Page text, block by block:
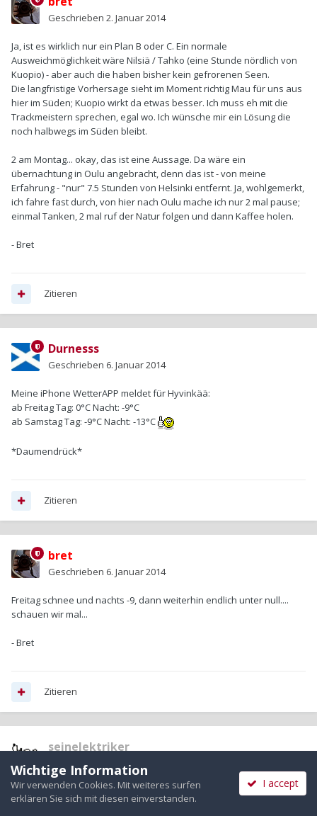
Geschrieben 2. Januar 2014
Ja, ist es wirklich nur ein Plan B oder C. Ein normale
Ausweichmöglichkeit wäre Nilsiä / Tahko (eine Stunde nördlich von
Kuopio) - aber auch die haben bisher kein gefrorenen Seen.
Die langfristige Vorhersage sieht im Moment richtig Mau für uns aus
hier im Süden; Kuopio wirkt da etwas besser. Ich muss eh mit die
Trackmeistern sprechen, egal wo. Ich wünsche mir ein Lösung die
noch halbwegs im Süden bleibt.
2 am Montag... okay, das ist eine Aussage. Da wäre ein
übernachtung in Oulu angebracht, denn das ist - von meine
Erfahrung - "nur" 7.5 Stunden von Helsinki entfernt. Ja, wohlgemerkt,
ich fahre fast durch, von hier nach Oulu mache ich nur 2 mal pause;
einmal Tanken, 2 mal ruf der Natur folgen und dann Kaffee holen.
- Bret
Zitieren
Durnesss
Geschrieben 6. Januar 2014
Meine iPhone WetterAPP meldet für Hyvinkää:
ab Freitag Tag: 0°C Nacht: -9°C
ab Samstag Tag: -9°C Nacht: -13°C
*Daumendrück*
Zitieren
bret
Geschrieben 6. Januar 2014
Freitag schnee und nachts -9, dann weiterhin endlich unter null....
schauen wir mal...
- Bret
Zitieren
seinelektriker
Geschrieben 11. Januar 2014
Hurra,
Wichtige Information
Wir verwenden Cookies. Mit weiteres surfen
erklären Sie sich mit diesen einverstanden.
I accept